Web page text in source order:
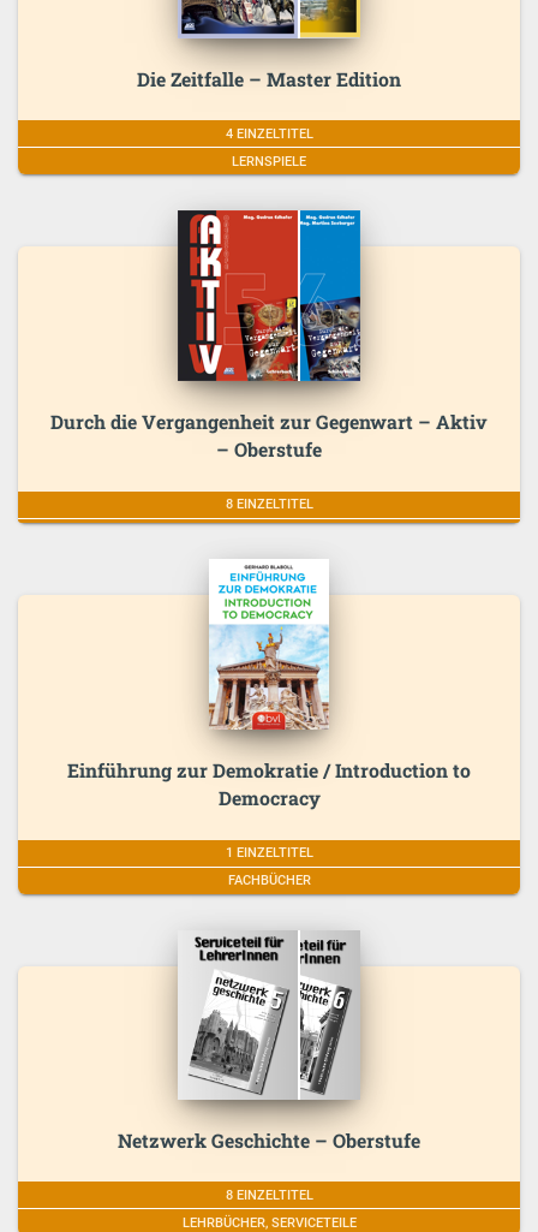
Die Zeitfalle – Master Edition
4 EINZELTITEL
LERNSPIELE
Durch die Vergangenheit zur Gegenwart – Aktiv
– Oberstufe
8 EINZELTITEL
Einführung zur Demokratie / Introduction to
Democracy
1 EINZELTITEL
FACHBÜCHER
Netzwerk Geschichte – Oberstufe
8 EINZELTITEL
LEHRBÜCHER, SERVICETEILE